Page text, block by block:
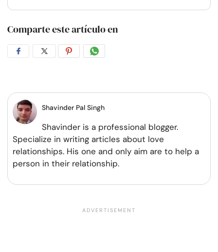
Comparte este artículo en
CompartirCompartirCompartirCompartir
Shavinder Pal Singh
Shavinder is a professional blogger.
Specialize in writing articles about love
relationships. His one and only aim are to help a
person in their relationship.